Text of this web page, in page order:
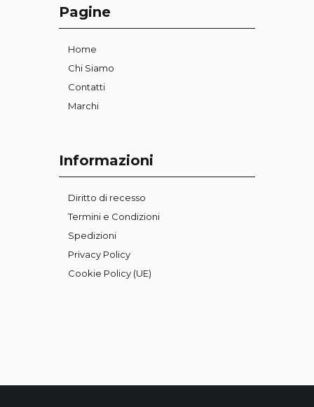
Pagine
Home
Chi Siamo
Contatti
Marchi
Informazioni
Diritto di recesso
Termini e Condizioni
Spedizioni
Privacy Policy
Cookie Policy (UE)